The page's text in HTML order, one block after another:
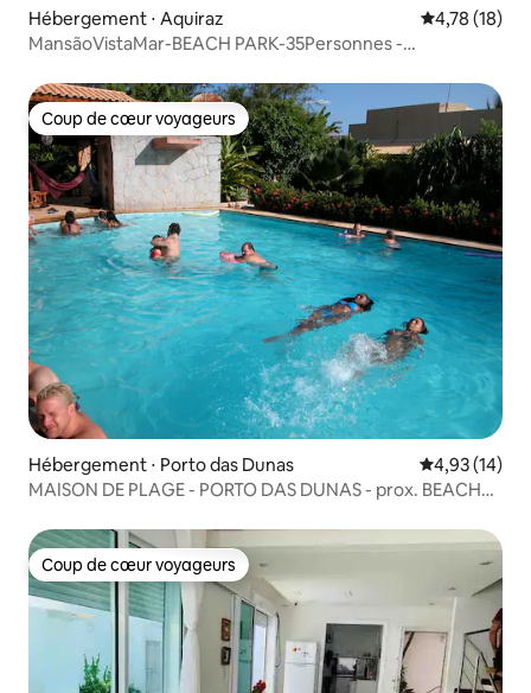
Hébergement ⋅ Aquiraz Évaluation
4,78 (18)
MansãoVistaMar-BEACH PARK-35Personnes -
Coup de cœur voyageurs
Coup de cœur voyageurs
Hébergement ⋅ Porto das Dunas Évaluation
4,93 (14)
MAISON DE PLAGE - PORTO DAS DUNAS - prox. BEACH
Coup de cœur voyageurs
Coup de cœur voyageurs